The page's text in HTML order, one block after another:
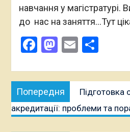
навчання у магістратурі.
до нас на заняття…Тут
Facebook
Mastodon
Email
Навігація
записів
Попередня
публікація:
Підготовка
акредитації: проблеми та